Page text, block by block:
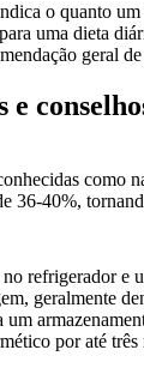
o quanto um
uma dieta
geral
como
36-40%,
refrigerador e
geralmente
um
por até três